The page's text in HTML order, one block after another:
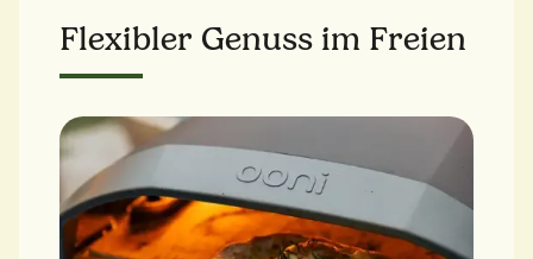
Flexibler Genuss im Freien